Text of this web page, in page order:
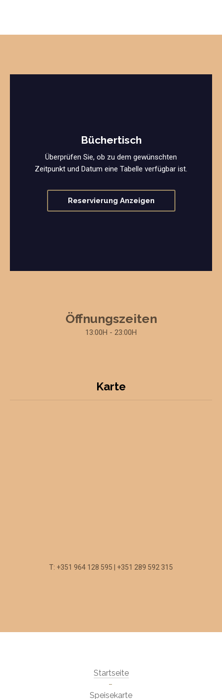
Büchertisch
Überprüfen Sie, ob zu dem gewünschten
Zeitpunkt und Datum eine Tabelle verfügbar ist.
Reservierung Anzeigen
Öffnungszeiten
13:00H - 23:00H
Karte
T: +351 964 128 595 | +351 289 592 315
Startseite
Speisekarte